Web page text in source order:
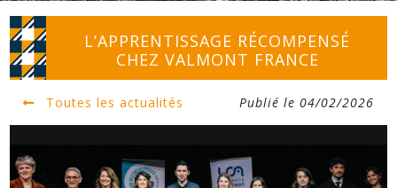
L’APPRENTISSAGE RÉCOMPENSÉ
CHEZ VALMONT FRANCE
Toutes les actualités Publié le 04/02/2026